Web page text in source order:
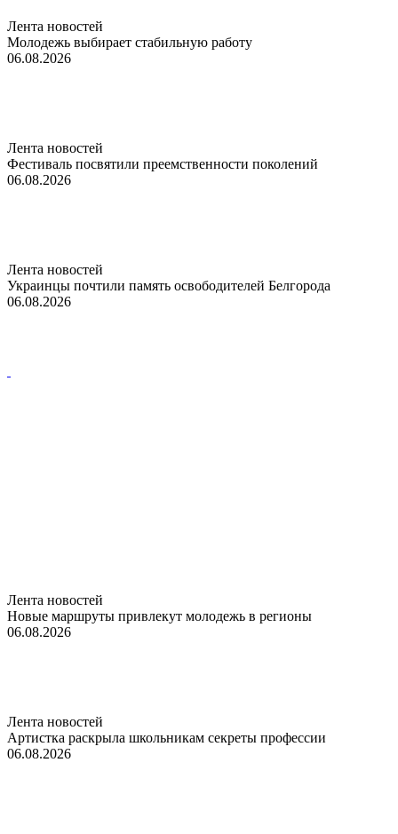
Лента новостей
Молодежь выбирает стабильную работу
06.08.2026
Лента новостей
Фестиваль посвятили преемственности поколений
06.08.2026
Лента новостей
Украинцы почтили память освободителей Белгорода
06.08.2026
Лента новостей
Новые маршруты привлекут молодежь в регионы
06.08.2026
Лента новостей
Артистка раскрыла школьникам секреты профессии
06.08.2026